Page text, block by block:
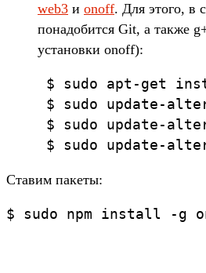
web3 и onoff. Для этого, в
понадобится Git, а также
установки onoff):
$ sudo apt-get
$ sudo update-
$ sudo update-
$ sudo update-
Ставим пакеты:
$ sudo npm install -g